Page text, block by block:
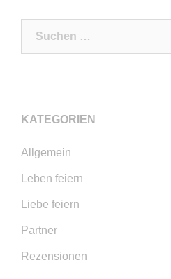
KATEGORIEN
Allgemein
Leben feiern
Liebe feiern
Partner
Rezensionen